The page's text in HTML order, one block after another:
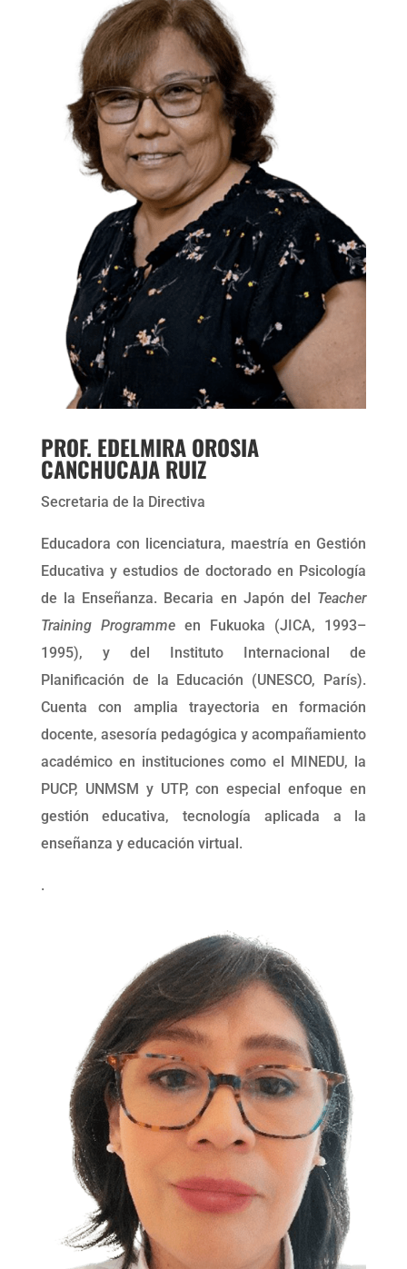
PROF. EDELMIRA OROSIA
CANCHUCAJA RUIZ
Secretaria de la Directiva
Educadora con licenciatura, maestría en Gestión
Educativa y estudios de doctorado en Psicología
de la Enseñanza. Becaria en Japón del Teacher
Training Programmeen Fukuoka (JICA, 1993–
1995), y del Instituto Internacional de
Planificación de la Educación (UNESCO, París).
Cuenta con amplia trayectoria en formación
docente, asesoría pedagógica y acompañamiento
académico en instituciones como el MINEDU, la
PUCP, UNMSM y UTP, con especial enfoque en
gestión educativa, tecnología aplicada a la
enseñanza y educación virtual.
.